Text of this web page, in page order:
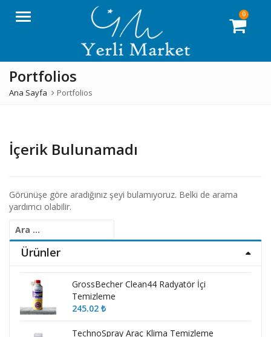
Menü 0
Portfolios
Ana Sayfa Portfolios
İçerik Bulunamadı
Görünüşe göre aradığınız şeyi bulamıyoruz. Belki de arama
yardımcı olabilir.
Arama:
Ürünler
GrossBecher Clean44 Radyatör İçi
Temizleme
245.02₺
TechnoSpray Araç Klima Temizleme